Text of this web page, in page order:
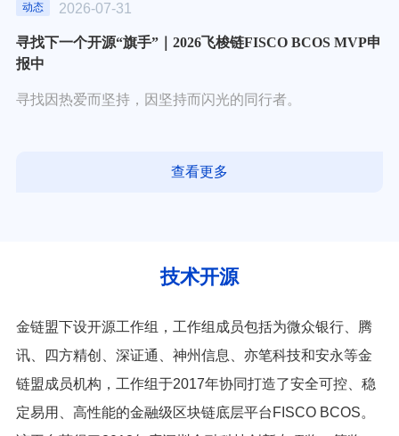
动态 2026-07-31
寻找下一个开源“旗手”｜2026飞梭链FISCO BCOS MVP申
报中
寻找因热爱而坚持，因坚持而闪光的同行者。
查看更多
技术开源
金链盟下设开源工作组，工作组成员包括为微众银行、腾
讯、四方精创、深证通、神州信息、亦笔科技和安永等金
链盟成员机构，工作组于2017年协同打造了安全可控、稳
定易用、高性能的金融级区块链底层平台FISCO BCOS。